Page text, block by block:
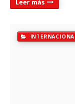
Leer más